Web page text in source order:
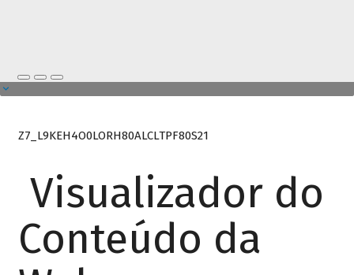
Z7_L9KEH4O0LORH80ALCLTPF80S21
Visualizador do
Conteúdo da